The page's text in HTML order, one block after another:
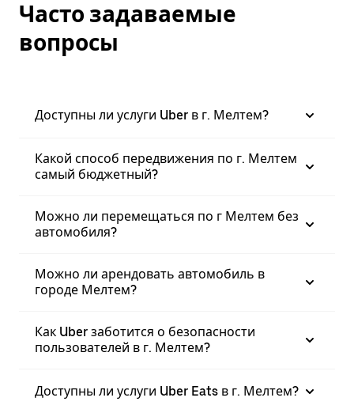
Часто задаваемые
вопросы
Доступны ли услуги Uber в г. Мелтем?
Какой способ передвижения по г. Мелтем
самый бюджетный?
Можно ли перемещаться по г Мелтем без
автомобиля?
Можно ли арендовать автомобиль в
городе Мелтем?
Как Uber заботится о безопасности
пользователей в г. Мелтем?
Доступны ли услуги Uber Eats в г. Мелтем?